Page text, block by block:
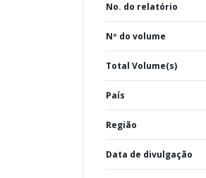
No. do relatório
Nº do volume
Total Volume(s)
País
Região
Data de divulgação